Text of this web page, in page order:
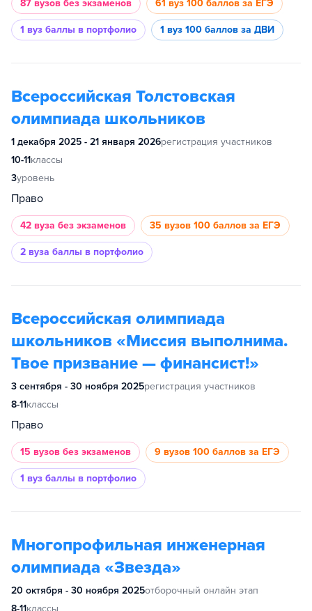
87 вузов без экзаменов 61 вуз 100 баллов за ЕГЭ
1 вуз баллы в портфолио 1 вуз 100 баллов за ДВИ
Всероссийская Толстовская
олимпиада школьников
1 декабря 2025 - 21 января 2026регистрация участников
10-11классы
3уровень
Право
42 вуза без экзаменов 35 вузов 100 баллов за ЕГЭ
2 вуза баллы в портфолио
Всероссийская олимпиада
школьников «Миссия выполнима.
Твое призвание — финансист!»
3 сентября - 30 ноября 2025регистрация участников
8-11классы
Право
15 вузов без экзаменов 9 вузов 100 баллов за ЕГЭ
1 вуз баллы в портфолио
Многопрофильная инженерная
олимпиада «Звезда»
20 октября - 30 ноября 2025отборочный онлайн этап
8-11классы